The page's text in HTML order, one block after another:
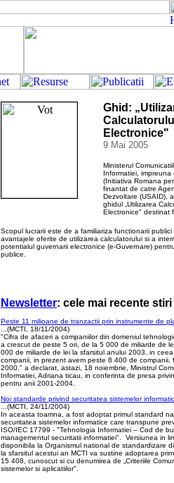
Ghid:
Electronice"
9 Mai 2005
Ministerul
Informatiei,
(Initiativa Romana
finantat de catre
Dezvoltare (USAID),
ghidul „Utilizarea
Electronice" destinat
Scopul lucrarii este de a familiariza functionarii
avantajele oferite de utilizarea calculatorului si a
potentialul guvernarii electronice (e-Guvernare)
publice.
Newsletter: cele mai recente stiri
Peste 11 milioane de tranzactii prin instrumente de
...(MCTI, 18/11/2004)
"Cifra de afaceri a companiilor din domeniul
a crescut de peste 5 ori, de la 5 000 de miliarde de
000 de miliarde de lei la sfarsitul anului 2003. in
companii, in prezent avem peste 8 400 de
2000." a declarat, astazi, 18 noiembrie, Ministrul
Informatiei, Adriana ticau, in conferinta de presa
pentru anii 2001-2004.
Noi standarde privind securitatea sistemelor
...(MCTI, 24/11/2004)
In aceasta toamna, a fost adoptat primul standard
securitatea sistemelor informatice care transpune
ISO/IEC 17799 - "Tehnologia Informatiei – Cod de
managementul securitatii informatiei". Versiunea in
disponibila la Organismul national de standardizare
la sfarsitul acestui an MCTI va sustine adoptarea
15 408, cunoscut si cu denumirea de „Criteriile
sistemelor si aplicatiilor".